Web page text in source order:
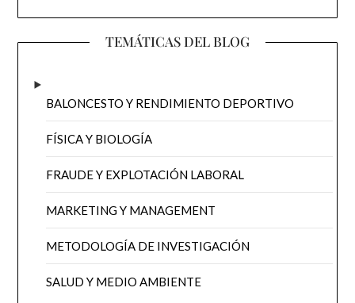
TEMÁTICAS DEL BLOG
BALONCESTO Y RENDIMIENTO DEPORTIVO
FÍSICA Y BIOLOGÍA
FRAUDE Y EXPLOTACIÓN LABORAL
MARKETING Y MANAGEMENT
METODOLOGÍA DE INVESTIGACIÓN
SALUD Y MEDIO AMBIENTE